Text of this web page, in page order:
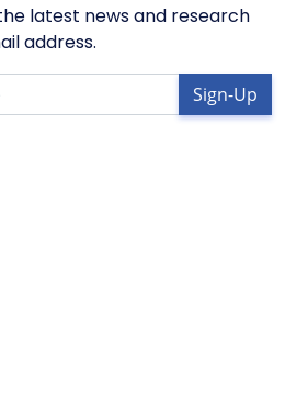
latest news and research
address.
Sign-Up